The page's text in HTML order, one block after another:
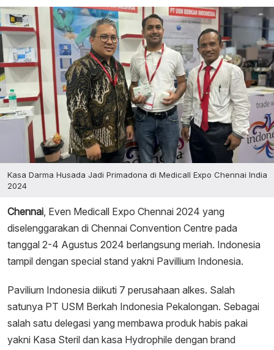
Kasa Darma Husada Jadi Primadona di Medicall Expo Chennai India
2024
Chennai, Even Medicall Expo Chennai 2024 yang
diselenggarakan di Chennai Convention Centre pada
tanggal 2-4 Agustus 2024 berlangsung meriah. Indonesia
tampil dengan special stand yakni Pavillium Indonesia.
Pavilium Indonesia diikuti 7 perusahaan alkes. Salah
satunya PT USM Berkah Indonesia Pekalongan. Sebagai
salah satu delegasi yang membawa produk habis pakai
yakni Kasa Steril dan kasa Hydrophile dengan brand